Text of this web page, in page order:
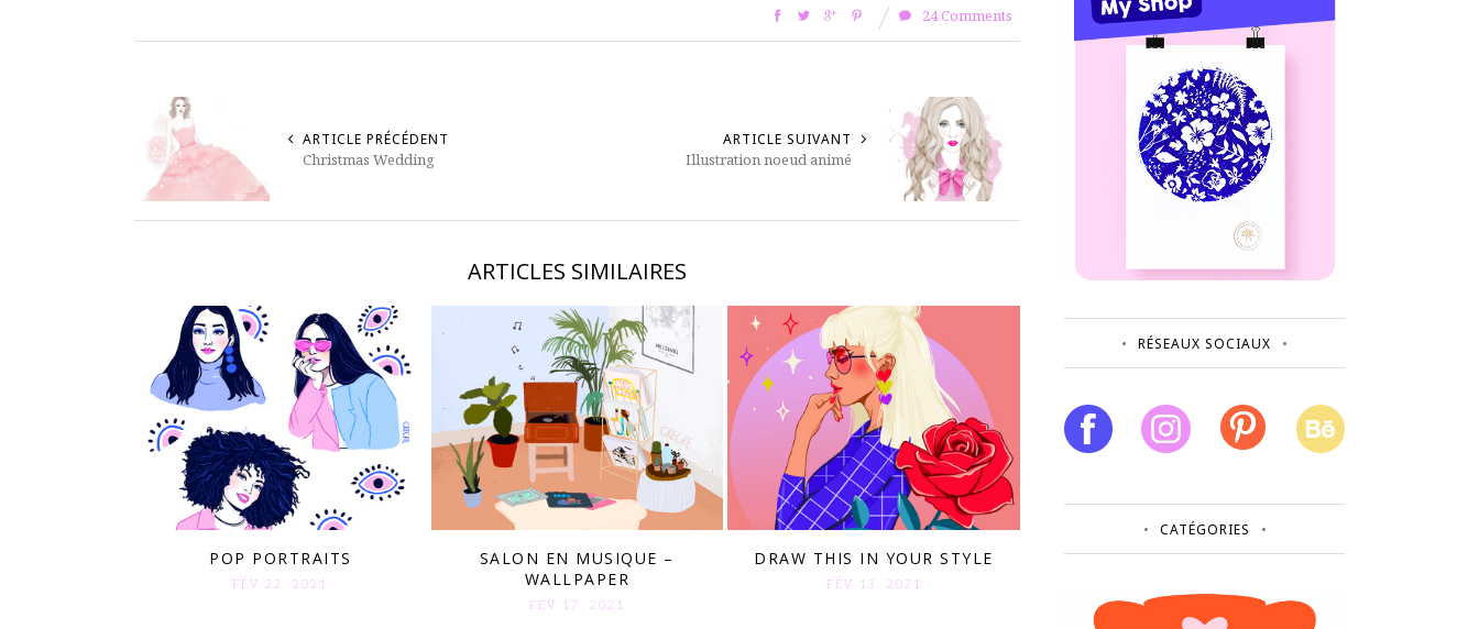
24 Comments
ARTICLE PRÉCÉDENT
Christmas Wedding
ARTICLE SUIVANT
Illustration noeud animé
ARTICLES SIMILAIRES
POP PORTRAITS
FÉV 22. 2021
SALON EN MUSIQUE –
WALLPAPER
FÉV 17. 2021
DRAW THIS IN YOUR STYLE
FÉV 13. 2021
RÉSEAUX SOCIAUX
CATÉGORIES